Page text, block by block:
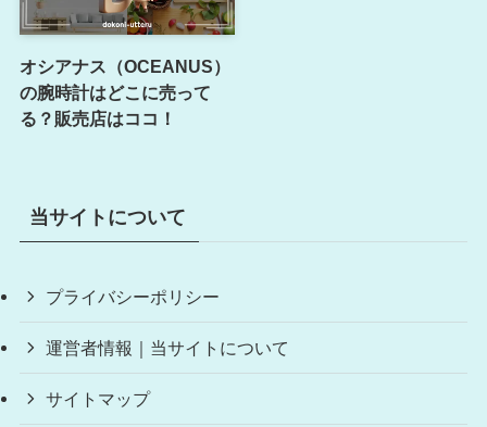
オシアナス（OCEANUS）
の腕時計はどこに売って
る？販売店はココ！
当サイトについて
プライバシーポリシー
運営者情報｜当サイトについて
サイトマップ